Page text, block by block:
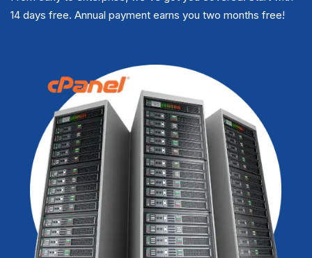
14 days free. Annual payment earns you two months free!